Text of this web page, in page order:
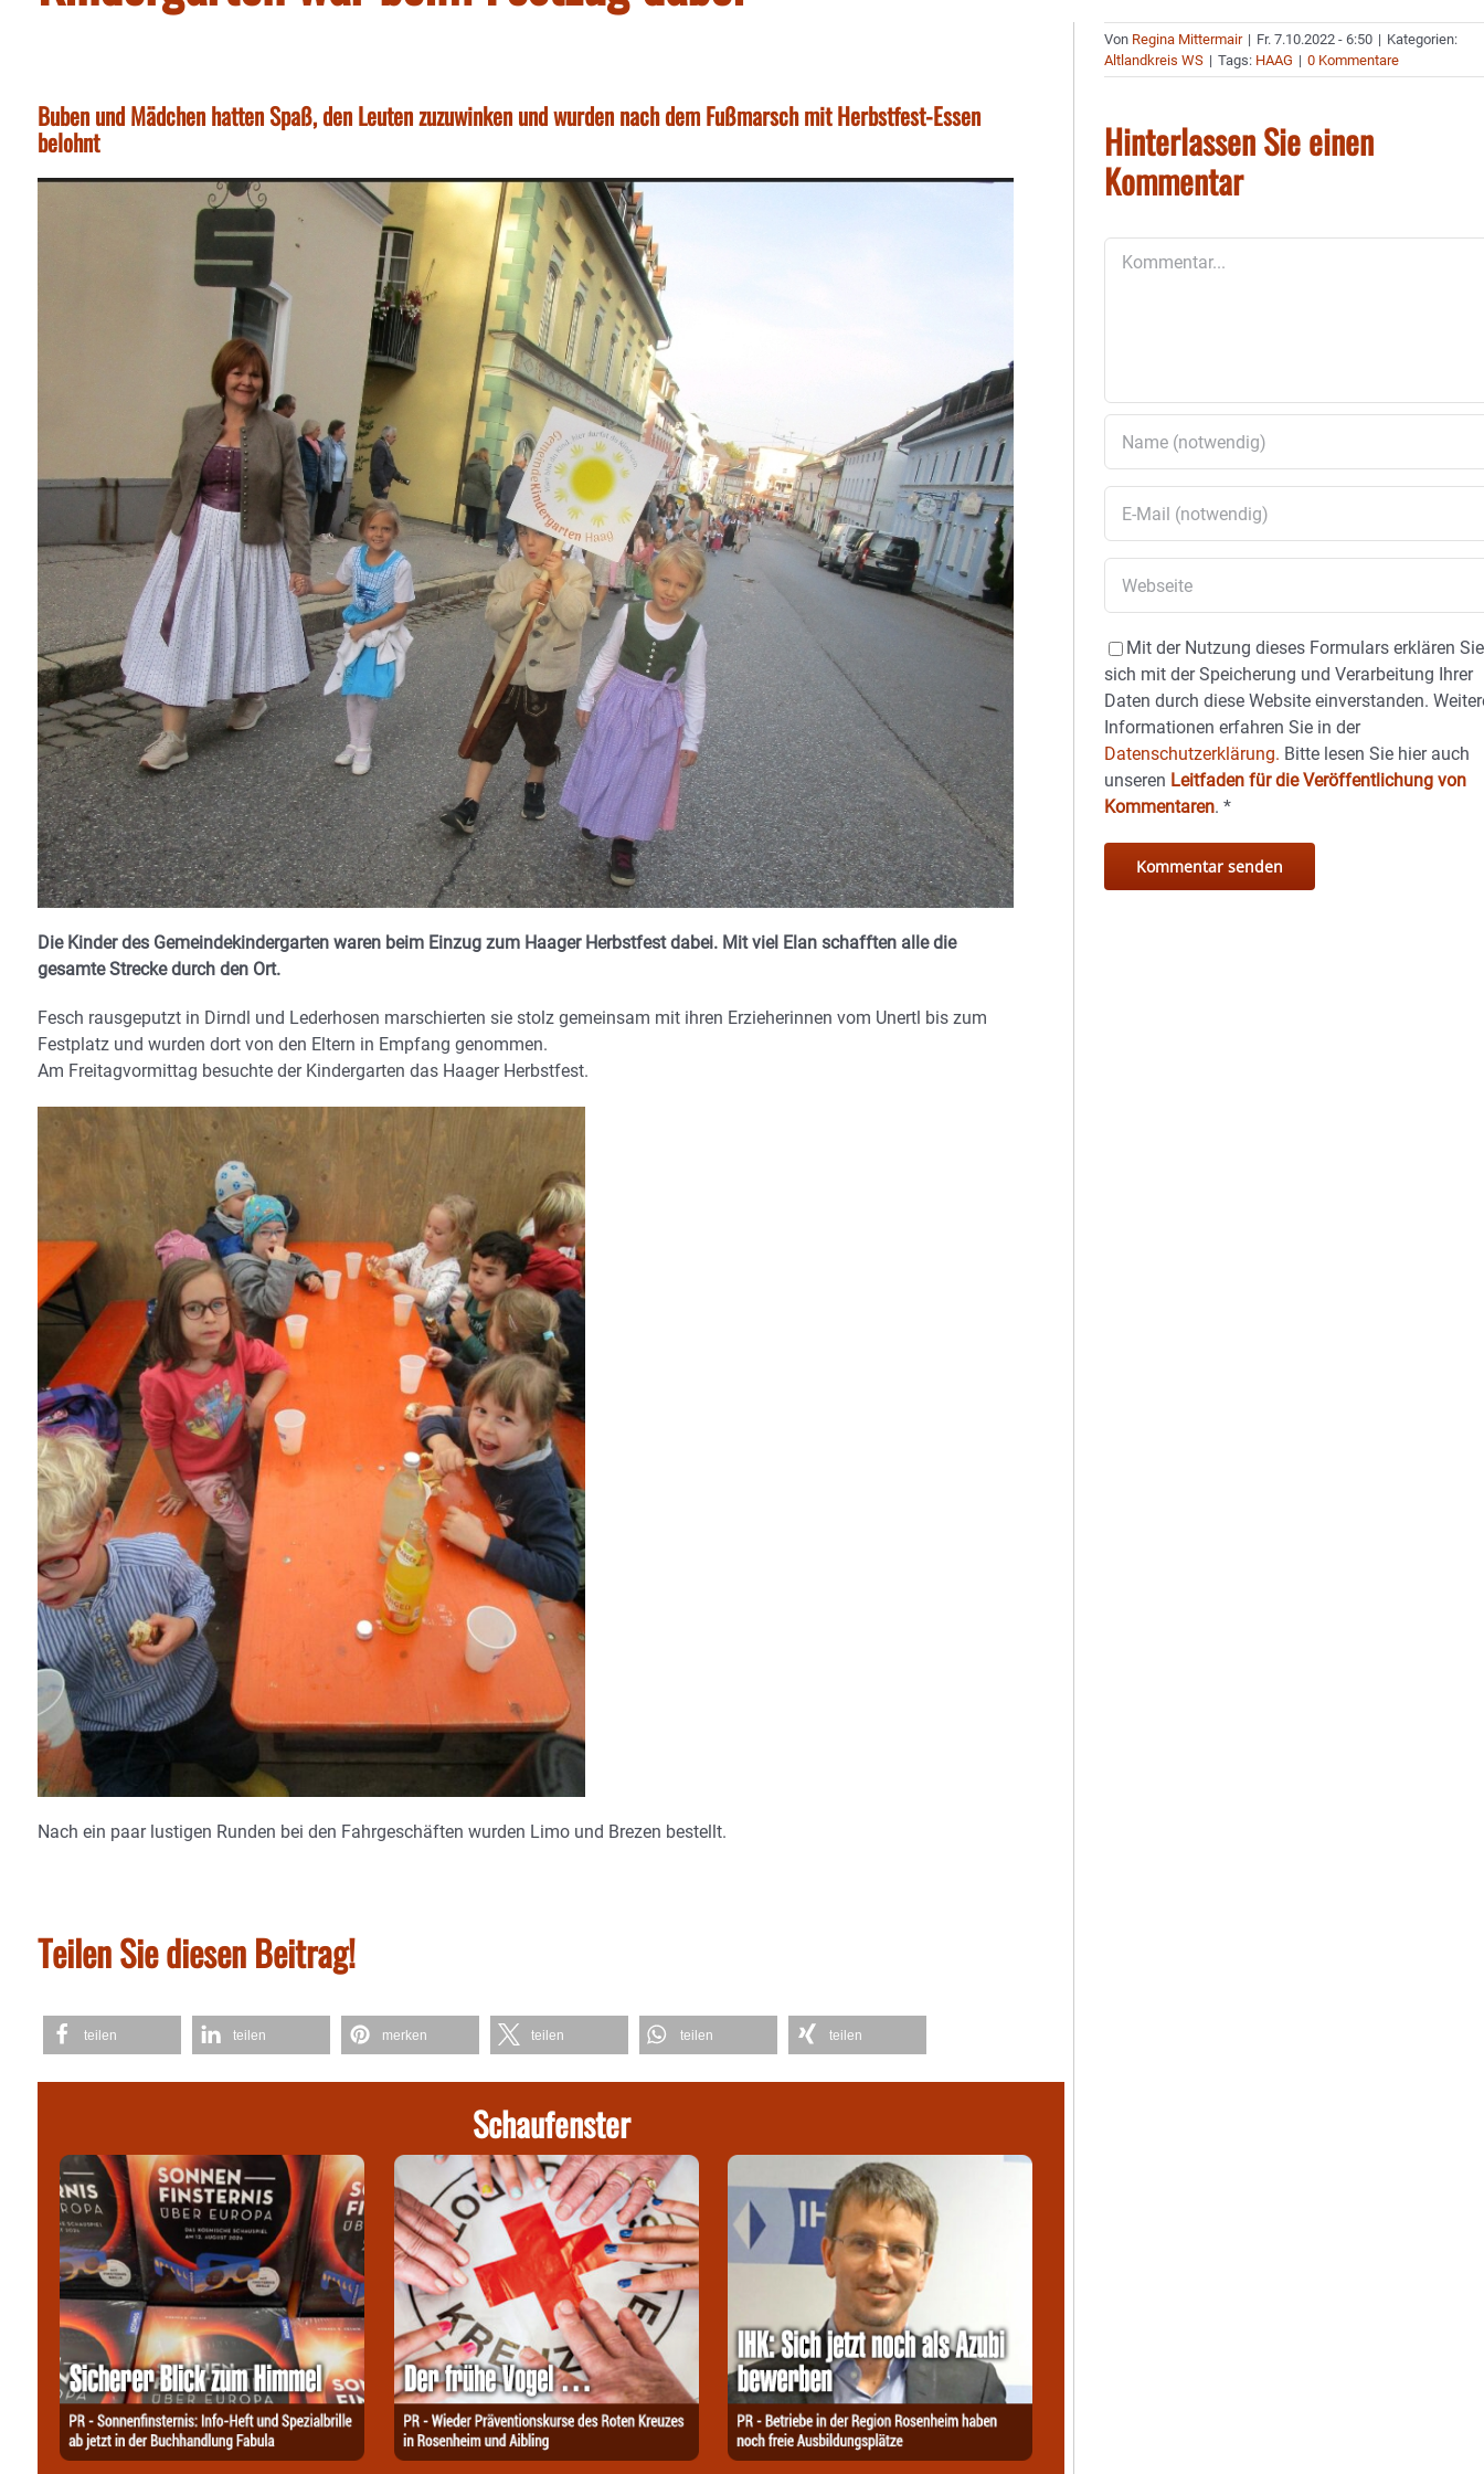
Buben und Mädchen hatten Spaß, den Leuten zuzuwinken und wurden nach dem Fußmarsch mit Herbstfest-Essen
belohnt
Die Kinder des Gemeindekindergarten waren beim Einzug zum Haager Herbstfest dabei. Mit viel Elan schafften alle die
gesamte Strecke durch den Ort.
Fesch rausgeputzt in Dirndl und Lederhosen marschierten sie stolz gemeinsam mit ihren Erzieherinnen vom Unertl bis zum
Festplatz und wurden dort von den Eltern in Empfang genommen.
Am Freitagvormittag besuchte der Kindergarten das Haager Herbstfest.
Nach ein paar lustigen Runden bei den Fahrgeschäften wurden Limo und Brezen bestellt.
Teilen Sie diesen Beitrag!
teilen teilen merken teilen teilen teilen
Schaufenster
Von Regina Mittermair | Fr. 7.10.2022 - 6:50 | Kategorien:
Altlandkreis WS | Tags: HAAG | 0 Kommentare
Hinterlassen Sie einen
Kommentar
Mit der Nutzung dieses Formulars erklären Sie
sich mit der Speicherung und Verarbeitung Ihrer
Daten durch diese Website einverstanden.
Informationen erfahren Sie in der
Datenschutzerklärung. Bitte lesen Sie hier auch
unseren Leitfaden für die Veröffentlichung von
Kommentaren.*